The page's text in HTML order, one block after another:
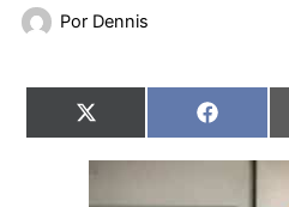
Por Dennis
Compartir
en
X
(Twitter)
Compartir
en
Facebook